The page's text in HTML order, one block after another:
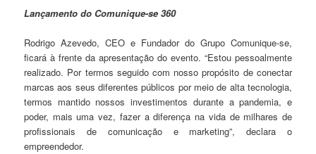
Lançamento do Comunique-se 360
Rodrigo Azevedo, CEO e Fundador do Grupo Comunique-se,
ficará à frente da apresentação do evento. “Estou pessoalmente
realizado. Por termos seguido com nosso propósito de conectar
marcas aos seus diferentes públicos por meio de alta tecnologia,
termos mantido nossos investimentos durante a pandemia, e
poder, mais uma vez, fazer a diferença na vida de milhares de
profissionais de comunicação e marketing”, declara o
empreendedor.